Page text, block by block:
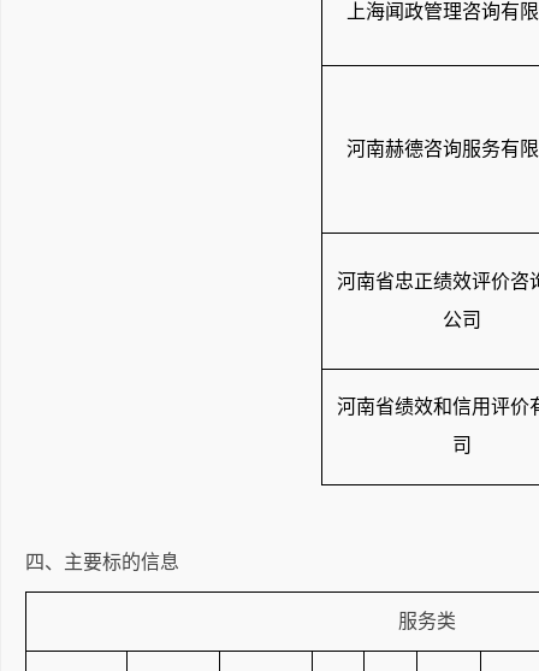
上海闻政管理咨询有
河南赫德咨询服务有
河南省忠正绩效评价咨
公司
河南省绩效和信用评价
司
四、主要标的信息
服务类